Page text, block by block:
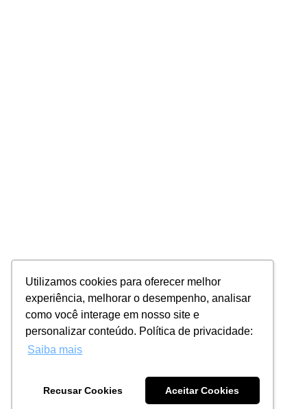
Utilizamos cookies para oferecer melhor
experiência, melhorar o desempenho, analisar
como você interage em nosso site e
personalizar conteúdo. Política de privacidade:
Saiba mais
Recusar Cookies Aceitar Cookies